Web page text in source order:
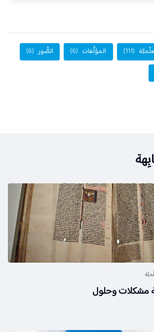
(111) المؤلَّفات (6) الصُّور (6)
مشكلات وحلول